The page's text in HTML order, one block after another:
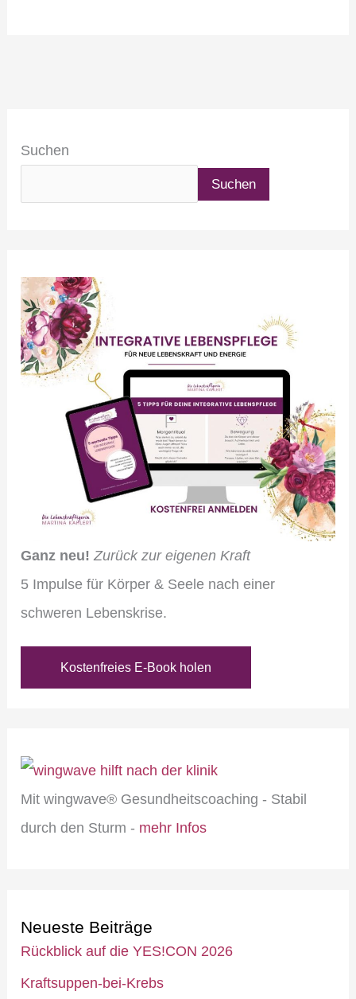
Suchen
Suchen
Ganz neu! Zurück zur eigenen Kraft
5 Impulse für Körper & Seele nach einer
schweren Lebenskrise.
Kostenfreies E-Book holen
Mit wingwave® Gesundheitscoaching - Stabil
durch den Sturm - mehr Infos
Neueste Beiträge
Rückblick auf die YES!CON 2026
Kraftsuppen-bei-Krebs